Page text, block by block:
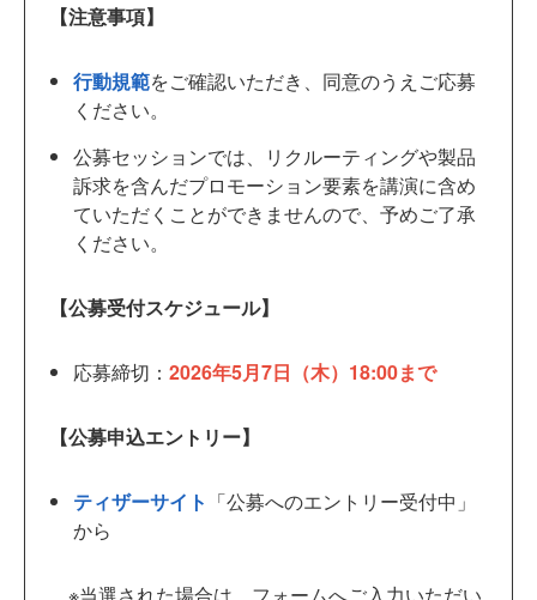
【注意事項】
行動規範をご確認いただき、同意のうえご応募
ください。
公募セッションでは、リクルーティングや製品
訴求を含んだプロモーション要素を講演に含め
ていただくことができませんので、予めご了承
ください。
【公募受付スケジュール】
応募締切： 2026年5月7日（木）18:00まで
【公募申込エントリー】
ティザーサイト 「公募へのエントリー受付中」
から
※当選された場合は、フォームへご入力いただい